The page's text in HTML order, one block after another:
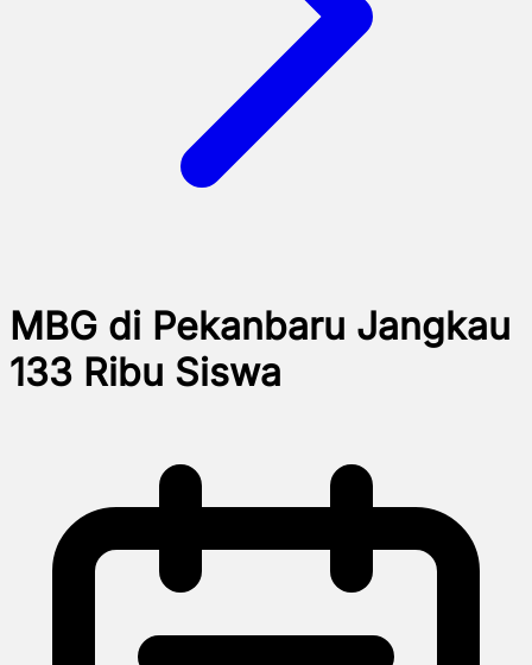
MBG di Pekanbaru Jangkau
133 Ribu Siswa